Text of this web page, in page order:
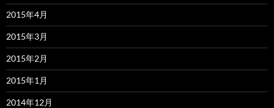
2015年4月
2015年3月
2015年2月
2015年1月
2014年12月